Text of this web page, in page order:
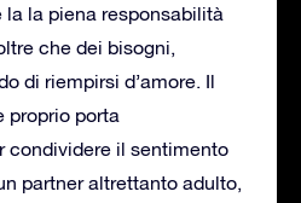
la la piena responsabilità
che dei bisogni,
di riempirsi d’amore. Il
proprio porta
condividere il sentimento
partner altrettanto adulto,